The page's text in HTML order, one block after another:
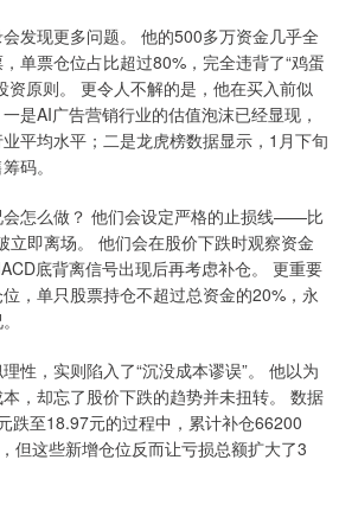
发现更多问题。 他的500多万资金几乎全
单票仓位占比超过80%，完全违背了“鸡蛋
资原则。 更令人不解的是，他在买入前似
是AI广告营销行业的估值泡沫已经显现，
平均水平；二是龙虎榜数据显示，1月下旬
码。
会怎么做？ 他们会设定严格的止损线——比
立即离场。 他们会在股价下跌时观察资金
底背离信号出现后再考虑补仓。 更重要
，单只股票持仓不超过总资金的20%，永
性，实则陷入了“沉没成本谬误”。 他以为
，却忘了股价下跌的趋势并未扭转。 数据
跌至18.97元的过程中，累计补仓66200
但这些新增仓位反而让亏损总额扩大了3